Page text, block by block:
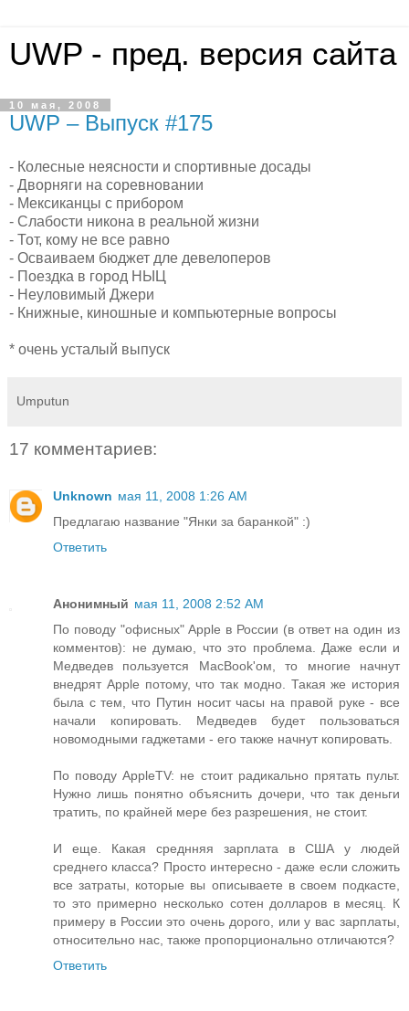
UWP - пред. версия сайта
10 мая, 2008
UWP – Выпуск #175
- Колесные неясности и спортивные досады
- Дворняги на соревновании
- Мексиканцы с прибором
- Слабости никона в реальной жизни
- Тот, кому не все равно
- Осваиваем бюджет дле девелоперов
- Поездка в город НЫЦ
- Неуловимый Джери
- Книжные, киношные и компьютерные вопросы
* очень усталый выпуск
Umputun
17 комментариев:
Unknown мая 11, 2008 1:26 AM
Предлагаю название "Янки за баранкой" :)
Ответить
Анонимный мая 11, 2008 2:52 AM
По поводу "офисных" Apple в России (в ответ на один из
комментов): не думаю, что это проблема. Даже если и
Медведев пользуется MacBook'ом, то многие начнут
внедрят Apple потому, что так модно. Такая же история
была с тем, что Путин носит часы на правой руке - все
начали копировать. Медведев будет пользоваться
новомодными гаджетами - его также начнут копировать.
По поводу AppleTV: не стоит радикально прятать пульт.
Нужно лишь понятно объяснить дочери, что так деньги
тратить, по крайней мере без разрешения, не стоит.
И еще. Какая среднняя зарплата в США у людей
среднего класса? Просто интересно - даже если сложить
все затраты, которые вы описываете в своем подкасте,
то это примерно несколько сотен долларов в месяц. К
примеру в России это очень дорого, или у вас зарплаты,
относительно нас, также пропорционально отличаются?
Ответить